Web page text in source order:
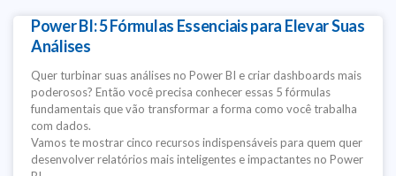
Power BI: 5 Fórmulas Essenciais para Elevar Suas
Análises
Quer turbinar suas análises no Power BI e criar dashboards mais
poderosos? Então você precisa conhecer essas 5 fórmulas
fundamentais que vão transformar a forma como você trabalha
com dados.
Vamos te mostrar cinco recursos indispensáveis para quem quer
desenvolver relatórios mais inteligentes e impactantes no Power